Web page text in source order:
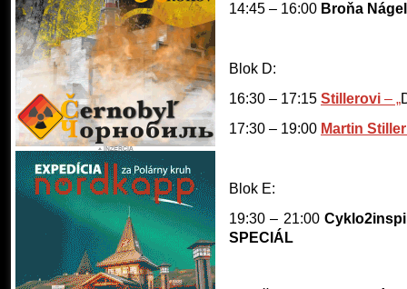
14:45 – 16:00 Broňa Nágel
Blok D:
16:30 – 17:15 Stillerovi – „
17:30 – 19:00 Martin Stiller
Blok E:
19:30 – 21:00
SPECIÁL